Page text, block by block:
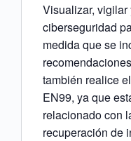
Visualizar,
ciberseguridad
medida que se
también realice
EN99, ya que
relacionado con
recuperación de